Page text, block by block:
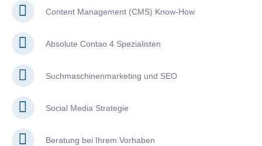
Content Management (CMS) Know-How
Absolute Contao 4 Spezialisten
Suchmaschinenmarketing und SEO
Social Media Strategie
Beratung bei Ihrem Vorhaben